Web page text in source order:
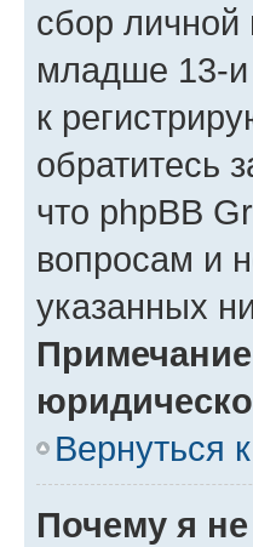
сбор личной
младше 13-и
к
обратитесь
что phpBB
вопросам и
указанных
Вернуться
Почему я